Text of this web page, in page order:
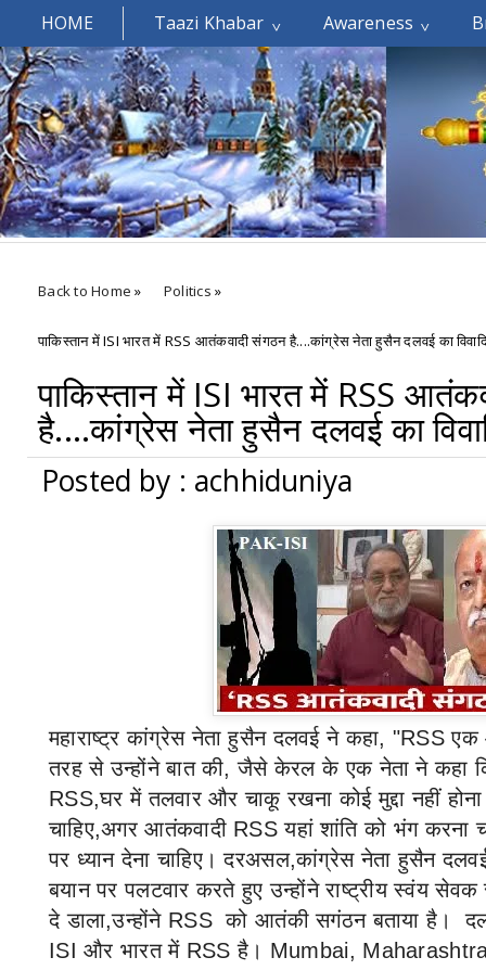
HOME Taazi Khabar Awareness
Welcomes You.....
Back to Home » Politics »
पाकिस्तान में ISI भारत में RSS आतंकवादी संगठन है....कांग्रेस नेता हुसैन दलवई का
पाकिस्तान में ISI भारत में RSS
है....कांग्रेस नेता हुसैन दलवई का
Posted by : achhiduniya
महाराष्ट्र कांग्रेस नेता हुसैन दलवई ने कहा, "RSSएक
तरह से उन्होंने बात की,जैसे केरल के एक नेता ने कहा
RSS,घर में तलवार और चाकू रखना कोई मुद्दा नहीं होना
चाहिए,अगर आतंकवादी RSS यहां शांति को भंग करना
पर ध्यान देना चाहिए।दरअसल,कांग्रेस नेता हुसैन
बयान पर पलटवारकरते हुए उन्होंने राष्ट्रीय स्वंय
दे डाला,उन्होंने RSS को आतंकी सगंठन बताया है।
ISI और भारत में RSS है। Mumbai,